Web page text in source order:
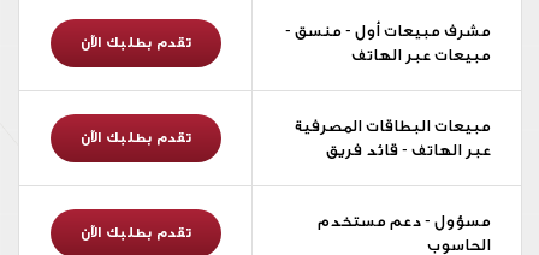
مشرف مبيعات أول - منسق -
مبيعات عبر الهاتف
تقدم بطلبك الآن
مبيعات البطاقات المصرفية
عبر الهاتف - قائد فريق
تقدم بطلبك الآن
مسؤول - دعم مستخدم
الحاسوب
تقدم بطلبك الآن